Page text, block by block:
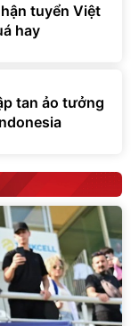
tuyển Việt
hay
tan ảo tưởng